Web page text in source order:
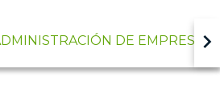
DE EMPRESAS
keyboard_arrow_right